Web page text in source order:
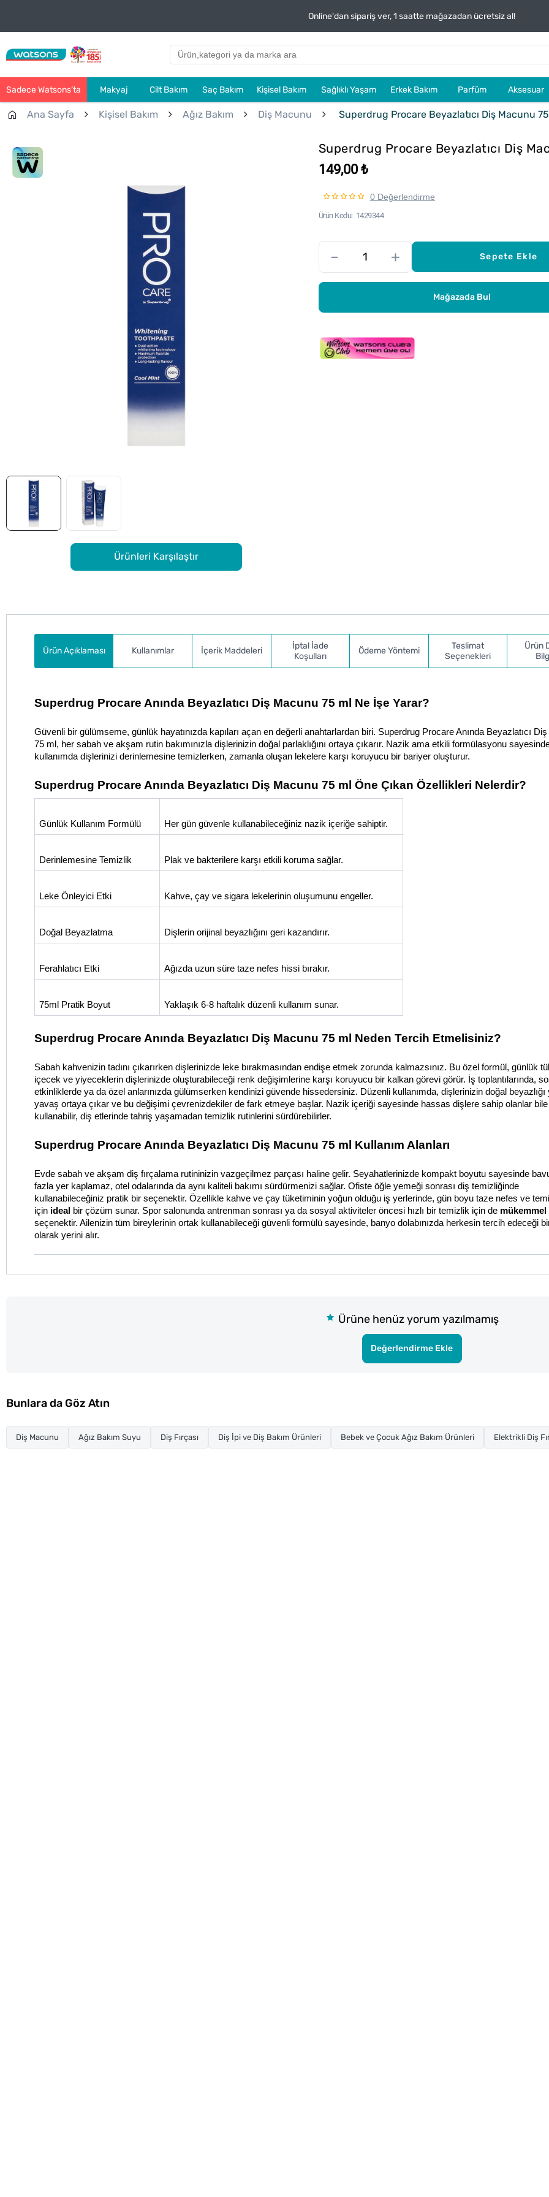
Online'dan sipariş ver, 1 saatte mağazadan ücretsiz al!
Sadece Watsons’ta Makyaj Cilt Bakım Saç Bakım Kişisel Bakım Sağlıklı Yaşam Erkek Bakım Parfüm Aksesuar
Ana Sayfa Kişisel Bakım Ağız Bakım Diş Macunu Superdrug Procare Beyazlatıcı Diş Macunu
Ürünleri Karşılaştır
Superdrug Procare Beyazlatıcı Diş
149,00 ₺
0 Değerlendirme
Ürün Kodu 1429344
– + Sepete Ekle
Mağazada Bul
Ürün Açıklaması Kullanımlar İçerik Maddeleri
İptal İade
Koşulları
Ödeme Yöntemi
Teslimat
Seçenekleri
Ürün
Superdrug Procare Anında Beyazlatıcı Diş Macunu 75 ml Ne İşe Yarar?
Güvenli bir gülümseme, günlük hayatınızda kapıları açan en değerli anahtarlardan biri. Superdrug Procare Anında Beyazlatıcı
75 ml, her sabah ve akşam rutin bakımınızla dişlerinizin doğal parlaklığını ortaya çıkarır. Nazik ama etkili formülasyonu
kullanımda dişlerinizi derinlemesine temizlerken, zamanla oluşan lekelere karşı koruyucu bir bariyer oluşturur.
Superdrug Procare Anında Beyazlatıcı Diş Macunu 75 ml Öne Çıkan Özellikleri Nelerdir?
Günlük Kullanım Formülü Her gün güvenle kullanabileceğiniz nazik içeriğe sahiptir.
Derinlemesine Temizlik Plak ve bakterilere karşı etkili koruma sağlar.
Leke Önleyici Etki Kahve, çay ve sigara lekelerinin oluşumunu engeller.
Doğal Beyazlatma Dişlerin orijinal beyazlığını geri kazandırır.
Ferahlatıcı Etki Ağızda uzun süre taze nefes hissi bırakır.
75ml Pratik Boyut Yaklaşık 6-8 haftalık düzenli kullanım sunar.
Superdrug Procare Anında Beyazlatıcı Diş Macunu 75 ml Neden Tercih Etmelisiniz?
Sabah kahvenizin tadını çıkarırken dişlerinizde leke bırakmasından endişe etmek zorunda kalmazsınız. Bu özel formül, günlük
içecek ve yiyeceklerin dişlerinizde oluşturabileceği renk değişimlerine karşı koruyucu bir kalkan görevi görür. İş toplantılarında,
etkinliklerde ya da özel anlarınızda gülümserken kendinizi güvende hissedersiniz. Düzenli kullanımda, dişlerinizin doğal beyazlığı
yavaş ortaya çıkar ve bu değişimi çevrenizdekiler de fark etmeye başlar. Nazik içeriği sayesinde hassas dişlere sahip olanlar
kullanabilir, diş etlerinde tahriş yaşamadan temizlik rutinlerini sürdürebilirler.
Superdrug Procare Anında Beyazlatıcı Diş Macunu 75 ml Kullanım Alanları
Evde sabah ve akşam diş fırçalama rutininizin vazgeçilmez parçası haline gelir. Seyahatlerinizde kompakt boyutu sayesinde
fazla yer kaplamaz, otel odalarında da aynı kaliteli bakımı sürdürmenizi sağlar. Ofiste öğle yemeği sonrası diş temizliğinde
kullanabileceğiniz pratik bir seçenektir. Özellikle kahve ve çay tüketiminin yoğun olduğu iş yerlerinde, gün boyu taze nefes ve
için ideal bir çözüm sunar. Spor salonunda antrenman sonrası ya da sosyal aktiviteler öncesi hızlı bir temizlik için de mükemmel
seçenektir. Ailenizin tüm bireylerinin ortak kullanabileceği güvenli formülü sayesinde, banyo dolabınızda herkesin tercih edeceği
olarak yerini alır.
Ürüne henüz yorum yazılmamış
Değerlendirme Ekle
Bunlara da Göz Atın
Diş Macunu Ağız Bakım Suyu Diş Fırçası Diş İpi ve Diş Bakım Ürünleri Bebek ve Çocuk Ağız Bakım Ürünleri Elektrikli Diş